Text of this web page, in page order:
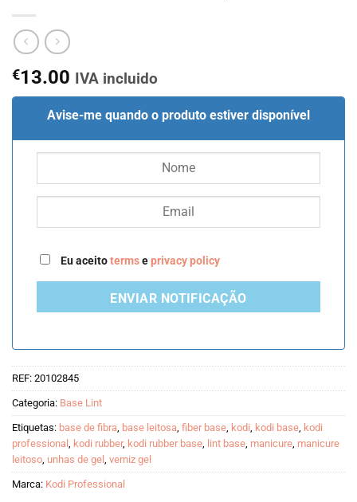
€13.00 IVA incluido
Avise-me quando o produto estiver disponível
Eu aceitotermseprivacy policy
ENVIAR NOTIFICAÇÃO
REF: 20102845
Categoria: Base Lint
Etiquetas: base de fibra base leitosa fiber base kodi kodi base kodi
professional
kodi rubber, kodi rubber base lint base manicure manicure
leitoso unhas de gel verniz gel
Marca: Kodi Professional